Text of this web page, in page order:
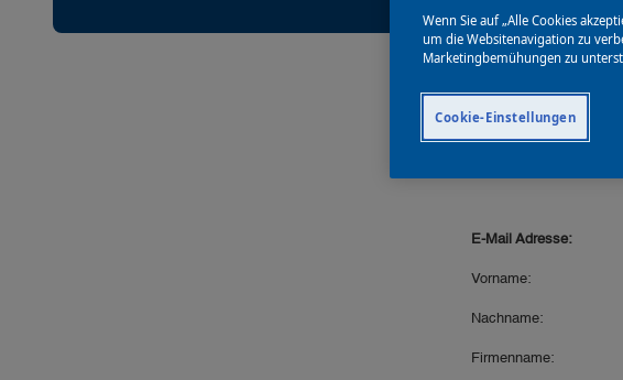
Wenn Sie auf „Alle Cookies
um die Websitenavigation zu
Marketingbemühungen zu
Cookie-Einstellungen